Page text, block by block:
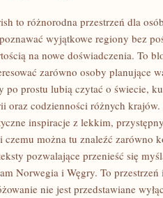
to różnorodna przestrzeń dla
wyjątkowe regiony bez
na nowe doświadczenia. To
zarówno osoby planujące
po prostu lubią czytać o świecie,
oraz codzienności różnych krajów.
inspiracje z lekkim,
czemu można tu znaleźć zarówno
pozwalające przenieść się
Norwegia i Węgry. To
nie jest przedstawiane